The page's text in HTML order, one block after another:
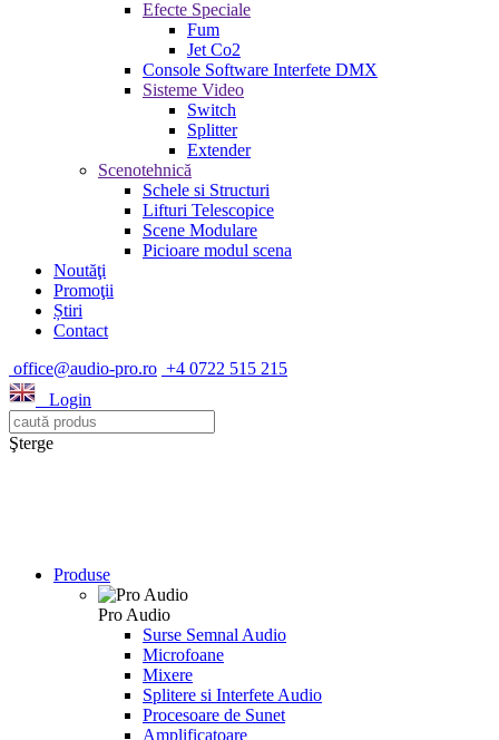
Efecte Speciale
Fum
Jet Co2
Console Software Interfete DMX
Sisteme Video
Switch
Splitter
Extender
Scenotehnică
Schele si Structuri
Lifturi Telescopice
Scene Modulare
Picioare modul scena
Noutăţi
Promoţii
Știri
Contact
office@audio-pro.ro +4 0722 515 215
Login
Şterge
Produse
Pro Audio
Surse Semnal Audio
Microfoane
Mixere
Splitere si Interfete Audio
Procesoare de Sunet
Amplificatoare